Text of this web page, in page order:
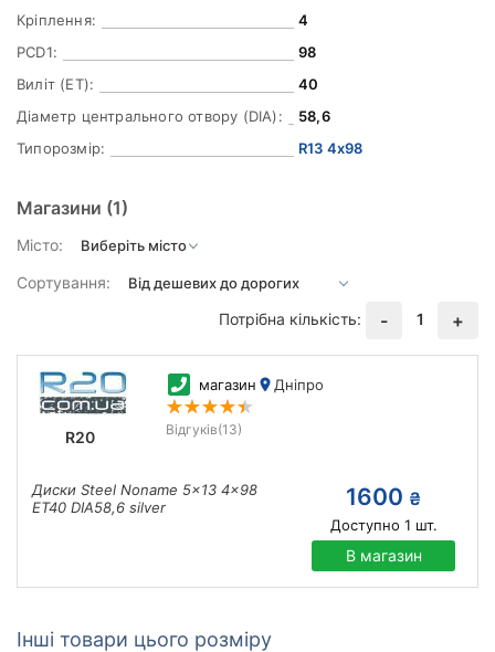
Кріплення:
4
PCD1:
98
Виліт (ET):
40
Діаметр центрального отвору (DIA):
58,6
Типорозмір:
R13 4x98
Магазини (1)
Місто:
Сортування:
Потрібна кількість:
- 1 +
R20
магазин Дніпро
Відгуків(13)
Диски Steel Noname 5x13 4x98
ET40 DIA58,6 silver
1600 ₴
Доступно 1 шт.
В магазин
Інші товари цього розміру